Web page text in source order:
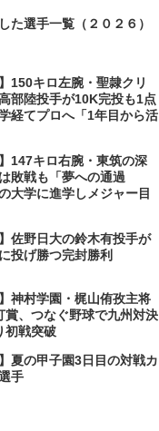
た選手一覧（２０２６）
150キロ左腕・聖隷クリ
部陸投手が10K完投も1点
経てプロへ「1年目から活
147キロ右腕・東筑の深
敗戦も「夢への通過
大学に進学しメジャー目
佐野日大の鈴木有投手が
投げ勝つ完封勝利
神村学園・梶山侑孜主将
賞、つなぐ野球で九州対決
初戦突破
夏の甲子園3日目の対戦カ
手